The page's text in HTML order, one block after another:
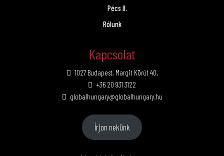
Pécs II.
Rólunk
Kapcsolat
1027 Budapest, Margit Körút 40.
+36 20 931 3122
globalhungary@globalhungary.hu
Írjon nekünk